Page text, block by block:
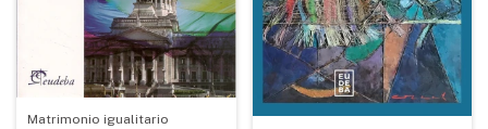
Matrimonio igualitario